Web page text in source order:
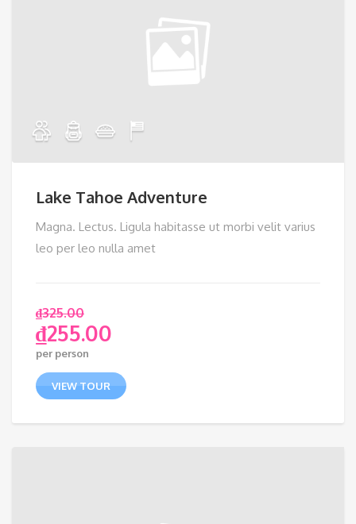
Lake Tahoe Adventure
Magna. Lectus. Ligula habitasse ut morbi velit varius
leo per leo nulla amet
₫325.00
₫255.00
per person
VIEW TOUR